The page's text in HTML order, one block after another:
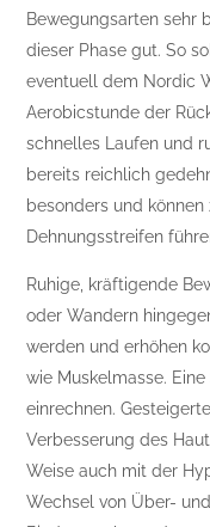
Bewegungsarten sehr
dieser Phase gut. So
eventuell dem Nordic
Aerobicstunde der
schnelles Laufen und
bereits reichlich
besonders und können
Dehnungsstreifen
Ruhige, kräftigende
oder Wandern
werden und erhöhen
wie Muskelmasse.
einrechnen.
Verbesserung des
Weise auch mit der
Wechsel von Über-